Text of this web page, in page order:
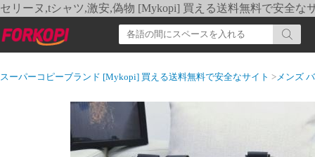
セリーヌ,tシャツ,激安,偽物 [Mykopi] 買える送料無料で安全な
スーパーコピーブランド [Mykopi] 買える送料無料で安全なサイト >メンズ